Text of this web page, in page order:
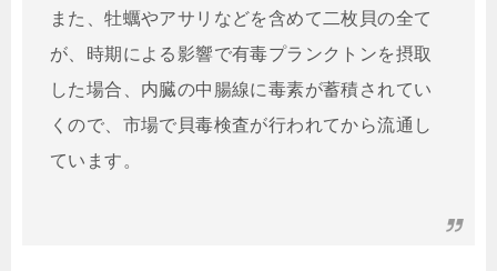
また、牡蠣やアサリなどを含めて二枚貝の全て
が、時期による影響で有毒プランクトンを摂取
した場合、内臓の中腸線に毒素が蓄積されてい
くので、市場で貝毒検査が行われてから流通し
ています。